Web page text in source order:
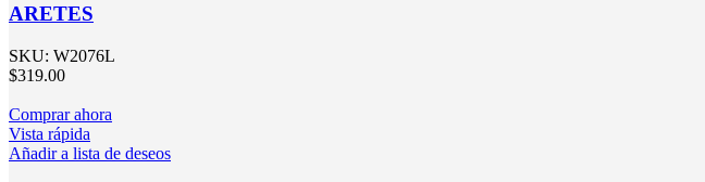
ARETES
SKU: W2076L
$319.00
Comprar ahora
Vista rápida
Añadir a lista de deseos